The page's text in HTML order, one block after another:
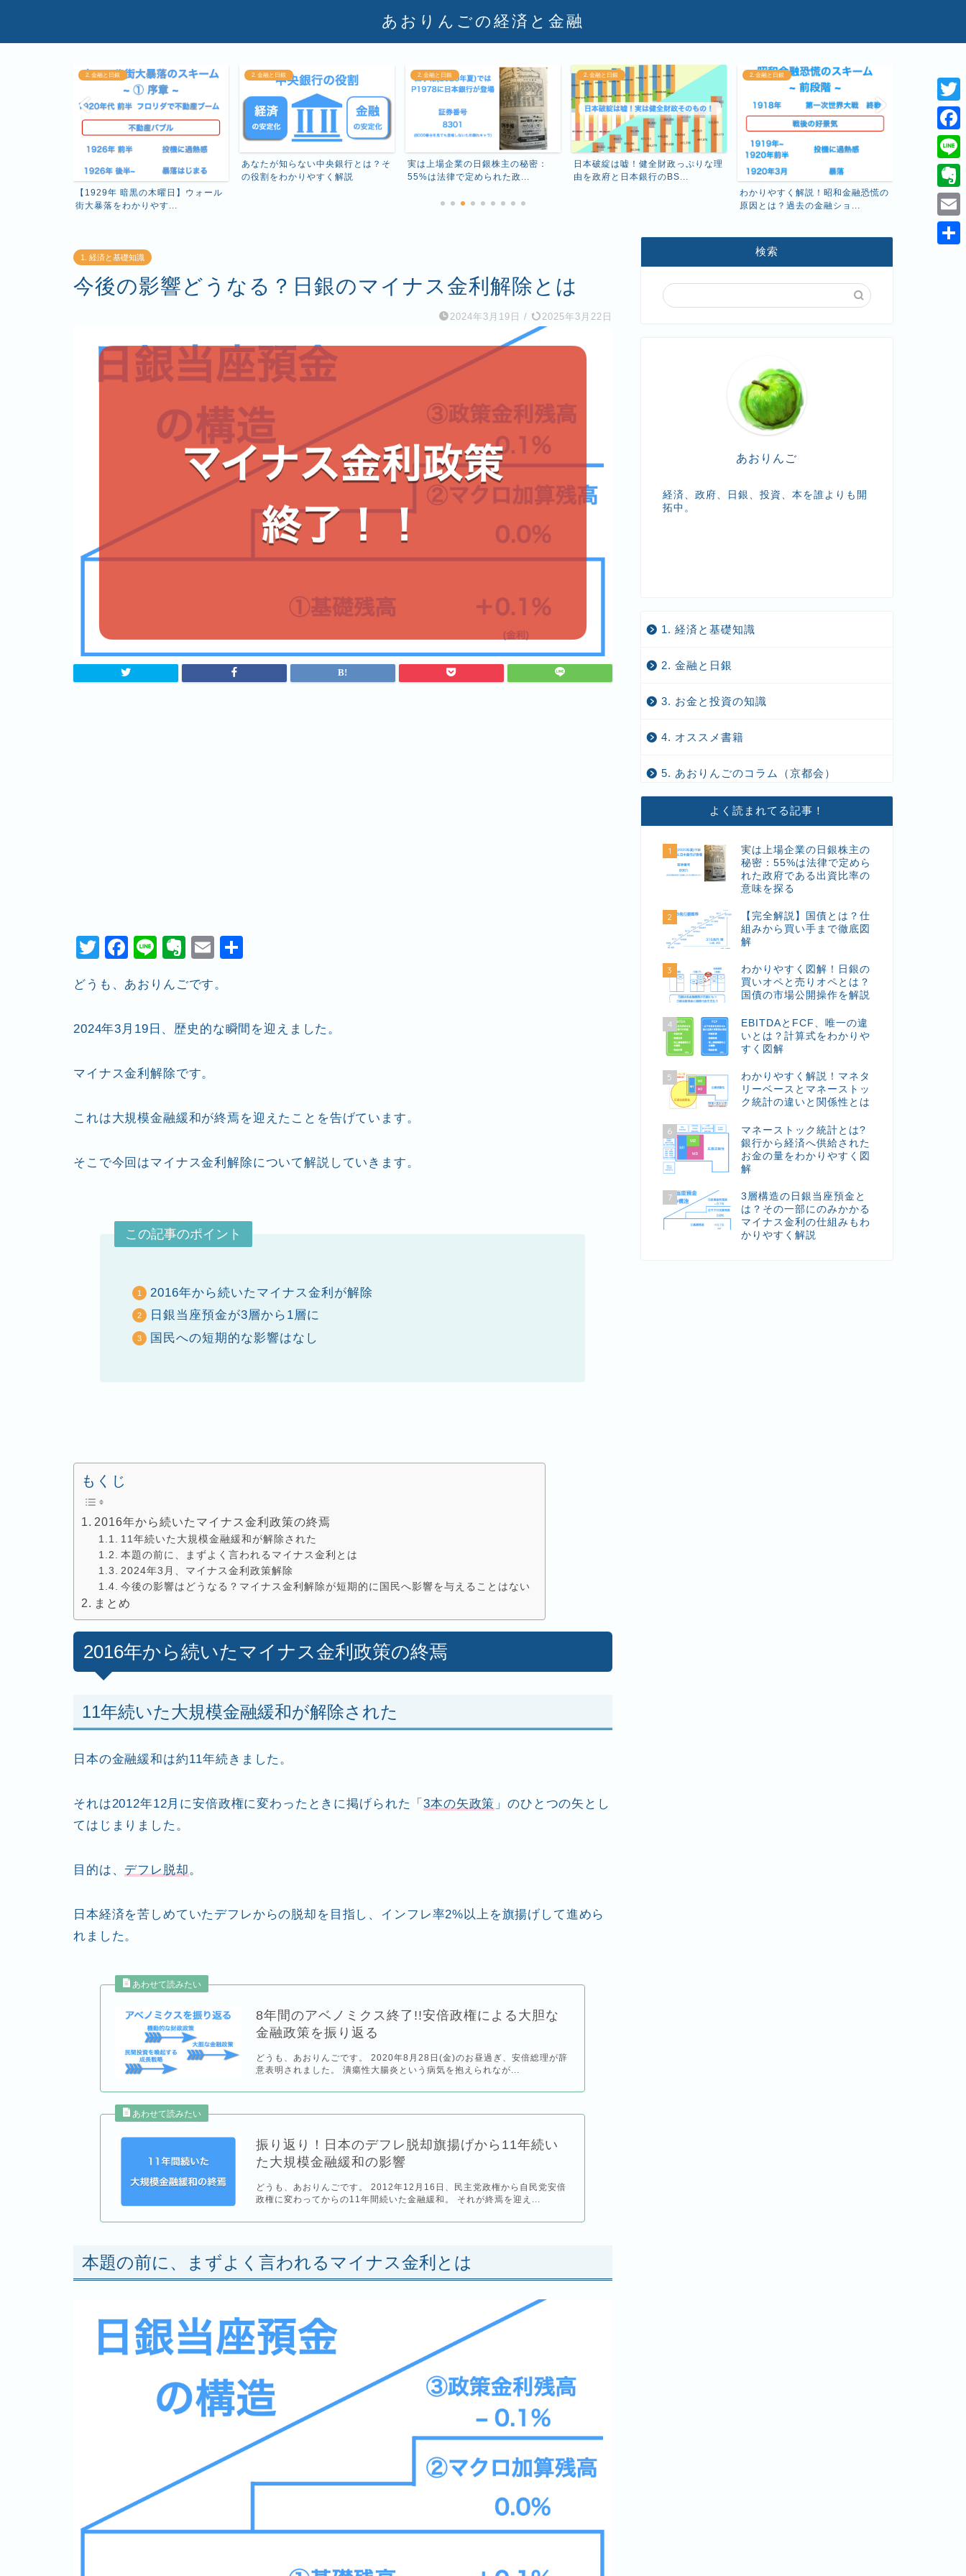
あおりんごの経済と金融
2. 金融と日銀
【1929年 暗黒の木曜日】ウォール
街大暴落をわかりやす...
2. 金融と日銀
あなたが知らない中央銀行とは？そ
の役割をわかりやすく解説
2. 金融と日銀
実は上場企業の日銀株主の秘密：
55%は法律で定められた政...
2. 金融と日銀
日本破綻は嘘！健全財政っぷりな理
由を政府と日本銀行のBS...
2. 金融と日銀
わかりやすく解説！昭和金融恐慌の
原因とは？過去の金融ショ...
え、こんな
厚生年金保
1. 経済と基礎知識
今後の影響どうなる？日銀のマイナス金利解除とは
2024年3月19日 / 2025年3月22日
T
tt
er
F
c
b
o
o
k
Li
e
E
er
n
ot
e
E
ai
どうも、あおりんごです。
2024年3月19日、歴史的な瞬間を迎えました。
マイナス金利解除です。
これは大規模金融緩和が終焉を迎えたことを告げています。
そこで今回はマイナス金利解除について解説していきます。
この記事のポイント
2016年から続いたマイナス金利が解除
日銀当座預金が3層から1層に
国民への短期的な影響はなし
もくじ
2016年から続いたマイナス金利政策の終焉
11年続いた大規模金融緩和が解除された
本題の前に、まずよく言われるマイナス金利とは
2024年3月、マイナス金利政策解除
今後の影響はどうなる？マイナス金利解除が短期的に国民へ影響を与えることはない
まとめ
2016年から続いたマイナス金利政策の終焉
11年続いた大規模金融緩和が解除された
日本の金融緩和は約11年続きました。
それは2012年12月に安倍政権に変わったときに掲げられた「3本の矢政策 」のひとつの矢とし
てはじまりました。
目的は、 デフレ脱却。
日本経済を苦しめていたデフレからの脱却を目指し、インフレ率2%以上を旗揚げして進めら
れました。
8年間のアベノミクス終了!!安倍政権による大胆な
金融政策を振り返る
どうも、あおりんごです。 2020年8月28日(金)のお昼過ぎ、安倍総理が辞
意表明されました。 潰瘍性大腸炎という病気を抱えられなが...
振り返り！日本のデフレ脱却旗揚げから11年続い
た大規模金融緩和の影響
どうも、あおりんごです。 2012年12月16日、民主党政権から自民党安倍
政権に変わってからの11年間続いた金融緩和。 それが終焉を迎え...
本題の前に、まずよく言われるマイナス金利とは
検索
あおりんご
経済、政府、日銀、投資、本を誰よりも開
拓中。
1. 経済と基礎知識
2. 金融と日銀
3. お金と投資の知識
4. オススメ書籍
5. あおりんごのコラム（京都会）
よく読まれてる記事！
1
実は上場企業の日銀株主の
秘密：55%は法律で定めら
れた政府である出資比率の
意味を探る
2
【完全解説】国債とは？仕
組みから買い手まで徹底図
解
3
わかりやすく図解！日銀の
買いオペと売りオペとは？
国債の市場公開操作を解説
4
EBITDAとFCF、唯一の違
いとは？計算式をわかりや
すく図解
5
わかりやすく解説！マネタ
リーベースとマネーストッ
ク統計の違いと関係性とは
6
マネーストック統計とは?
銀行から経済へ供給された
お金の量をわかりやすく図
解
7
3層構造の日銀当座預金と
は？その一部にのみかかる
マイナス金利の仕組みもわ
かりやすく解説
T
w
i
e
F
a
c
e
b
L
i
n
e
E
v
e
E